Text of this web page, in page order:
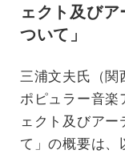
ェクト及び
ついて」
三浦文夫氏（関
ポピュラー音楽
ェクト及びアー
て」の概要は、